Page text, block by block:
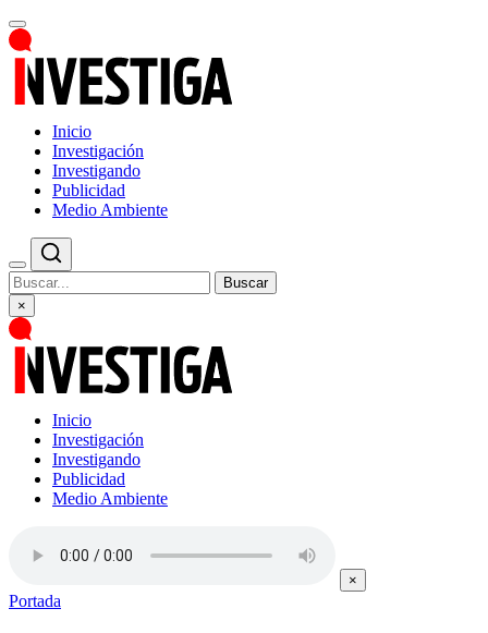
Inicio
Investigación
Investigando
Publicidad
Medio Ambiente
Buscar
×
Inicio
Investigación
Investigando
Publicidad
Medio Ambiente
×
Portada